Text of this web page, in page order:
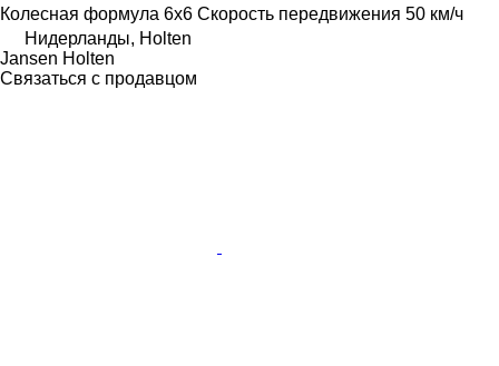
Колесная формула 6x6 Скорость передвижения 50 км/ч
Нидерланды, Holten
Jansen Holten
Связаться с продавцом